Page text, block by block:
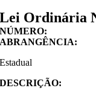
Lei Ordinária
NÚMERO:
ABRANGÊNCIA:
Estadual
DESCRIÇÃO: